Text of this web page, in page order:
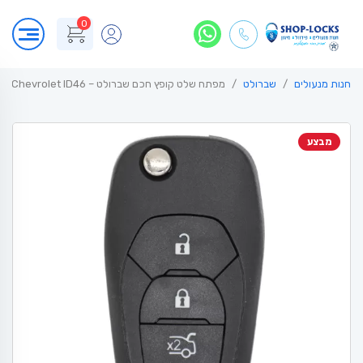
0
חנות מנעולים שברולט מפתח שלט קופץ חכם שברולט – Chevrolet ID46
מבצע